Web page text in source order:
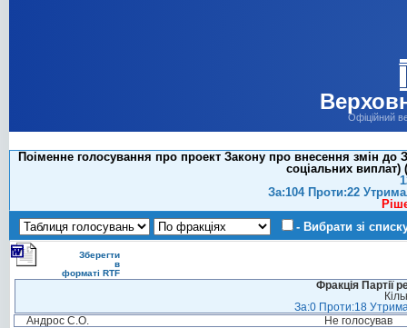
Офіційний
Поіменне голосування про проект Закону про внесення змін
соціальних виплат)
За:104 Проти:22
- Вибрати зі
Зберегти
в
форматі RTF
Фракція Партії
За:0 Проти:18
Андрос С.О.
Не голосував